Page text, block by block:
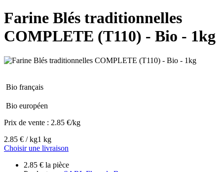
Farine Blés traditionnelles
COMPLETE (T110) - Bio - 1kg
Bio français
Bio européen
Prix de vente : 2.85 €/kg
2.85 € / kg1 kg
Choisir une livraison
2.85 € la pièce